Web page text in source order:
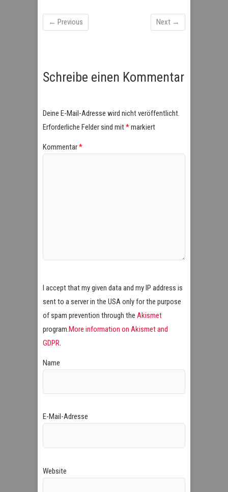
← Previous Next →
Schreibe einen Kommentar
Deine E-Mail-Adresse wird nicht veröffentlicht.
Erforderliche Felder sind mit*markiert
Kommentar*
I accept that my given data and my IP address is
sent to a server in the USA only for the purpose
of spam prevention through the Akismet
program.More information on Akismet and
GDPR.
Name
E-Mail-Adresse
Website